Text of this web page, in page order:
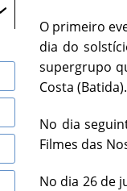
O primeiro
dia do
supergrupo
Costa (Batida).
No dia
Filmes das
No dia 26 de